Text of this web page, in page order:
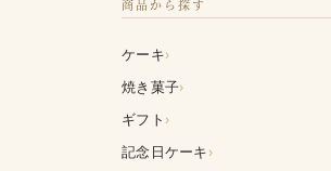
商品から探す
ケーキ›
焼き菓子›
ギフト ›
記念日ケーキ›